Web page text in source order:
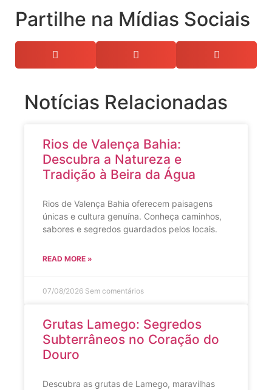
Partilhe na Mídias Sociais
Notícias Relacionadas
Rios de Valença Bahia:
Descubra a Natureza e
Tradição à Beira da Água
Rios de Valença Bahia oferecem paisagens
únicas e cultura genuína. Conheça caminhos,
sabores e segredos guardados pelos locais.
READ MORE »
07/08/2026 Sem comentários
Grutas Lamego: Segredos
Subterrâneos no Coração do
Douro
Descubra as grutas de Lamego, maravilhas